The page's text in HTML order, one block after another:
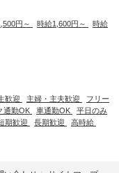
円～ 時給1,600円～
時給
歓迎 主婦・主夫歓迎
フリー
通勤OK 車通勤OK
平日のみ
期歓迎 長期歓迎 高時給